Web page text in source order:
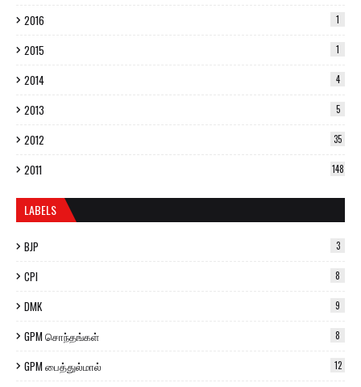
2016 1
2015 1
2014 4
2013 5
2012 35
2011 148
LABELS
BJP 3
CPI 8
DMK 9
GPM சொந்தங்கள் 8
GPM பைத்துல்மால் 12